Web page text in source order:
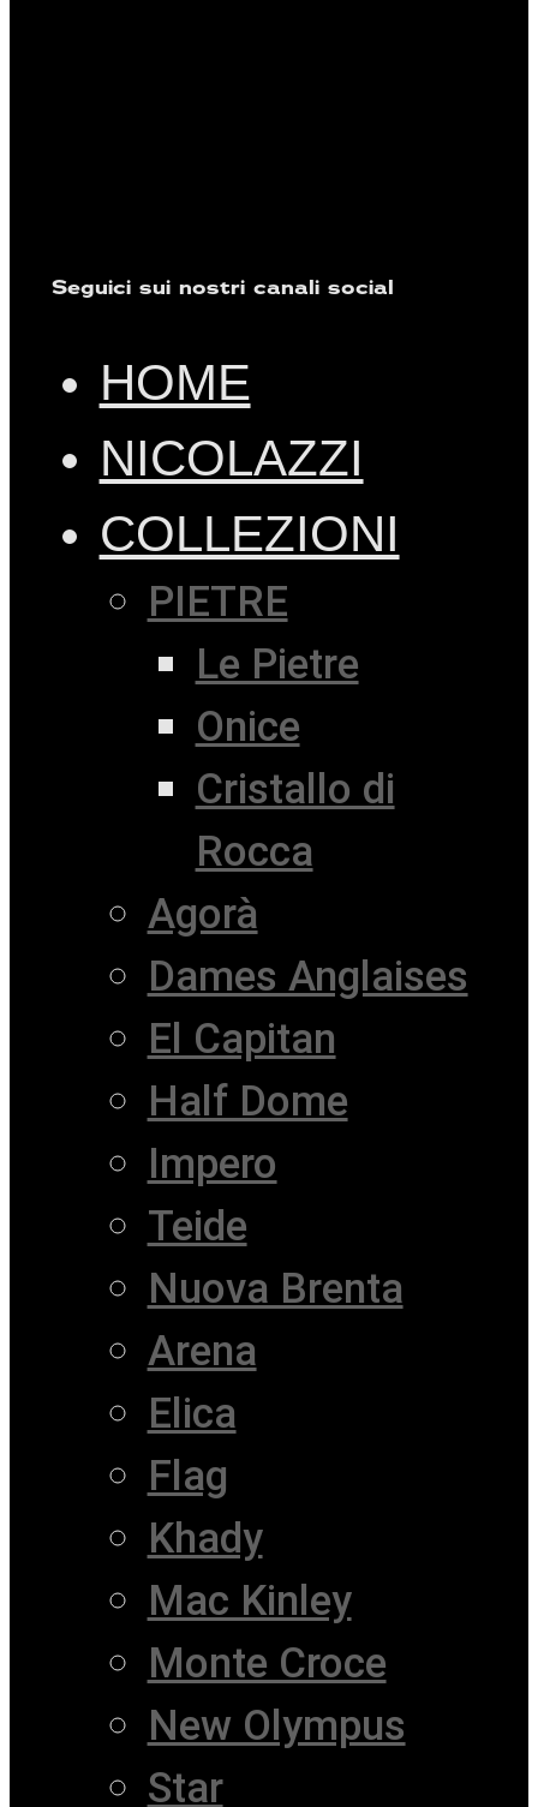
Seguici sui nostri canali social
HOME
NICOLAZZI
COLLEZIONI
PIETRE
Le Pietre
Onice
Cristallo di
Rocca
Agorà
Dames Anglaises
El Capitan
Half Dome
Impero
Teide
Nuova Brenta
Arena
Elica
Flag
Khady
Mac Kinley
Monte Croce
New Olympus
Star